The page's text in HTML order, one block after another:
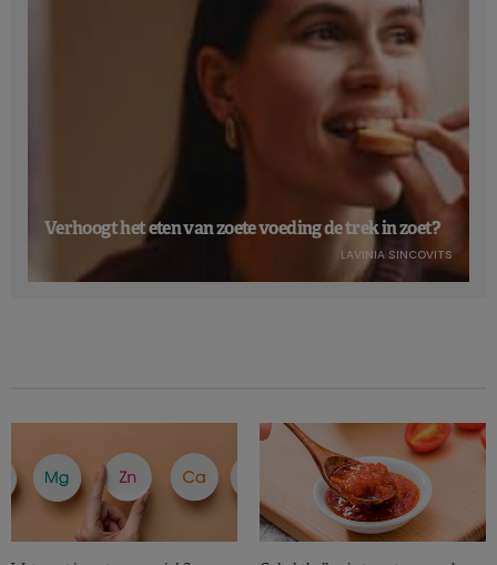
Verhoogt het eten van zoete voeding de trek in zoet?
LAVINIA SINCOVITS